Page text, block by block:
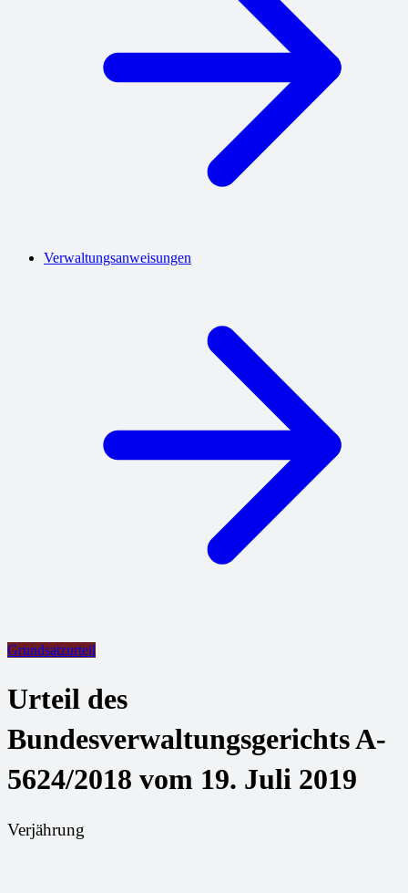
Verwaltungsanweisungen
Grundsatzurteil
Urteil des
Bundesverwaltungsgerichts A-
5624/2018 vom 19. Juli 2019
Verjährung